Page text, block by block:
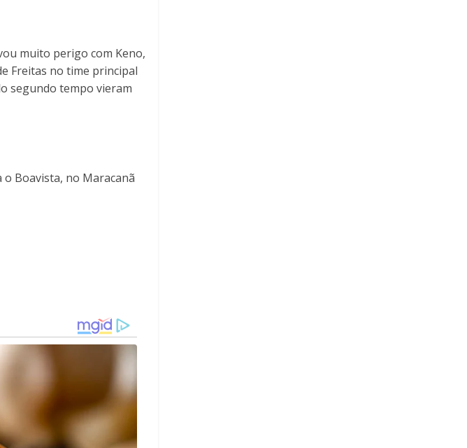
muito perigo com Keno,
Freitas no time principal
segundo tempo vieram
Boavista, no Maracanã